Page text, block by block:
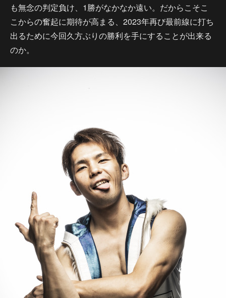
も無念の判定負け、1勝がなかなか遠い。だからこそこ
こからの奮起に期待が高まる、2023年再び最前線に打ち
出るために今回久方ぶりの勝利を手にすることが出来る
のか。